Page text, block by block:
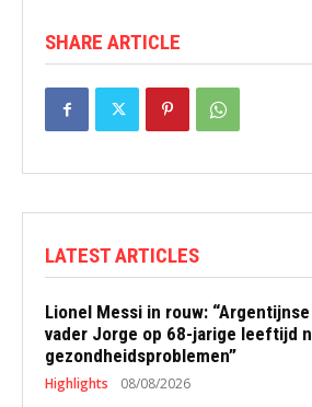
SHARE ARTICLE
LATEST ARTICLES
Lionel Messi in rouw:
vader Jorge op 68-jarige leeftijd
gezondheidsproblemen”
Highlights 08/08/2026